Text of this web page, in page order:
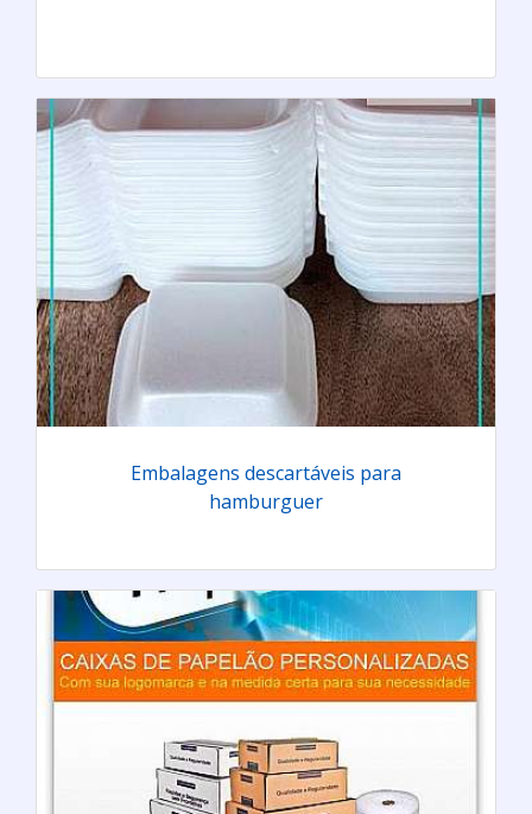
Embalagens descartáveis para
hamburguer